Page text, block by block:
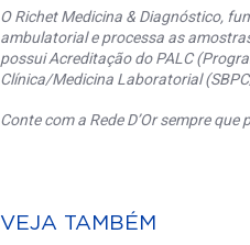
O Richet Medicina & Diagnóstico,
ambulatorial e processa as
possui Acreditação do PALC
Clínica/Medicina Laboratorial
Conte com a Rede D’Or sempre que
VEJA TAMBÉM